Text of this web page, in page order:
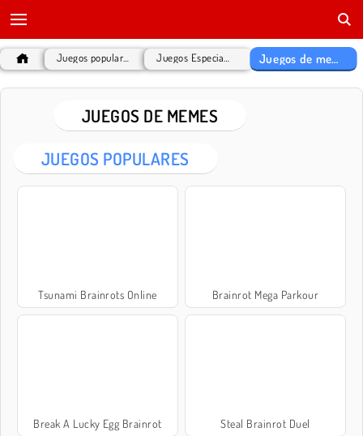
Juegos de memes
JUEGOS DE MEMES
JUEGOS POPULARES
Tsunami Brainrots Online Brainrot Mega Parkour
Break A Lucky Egg Brainrot Steal Brainrot Duel